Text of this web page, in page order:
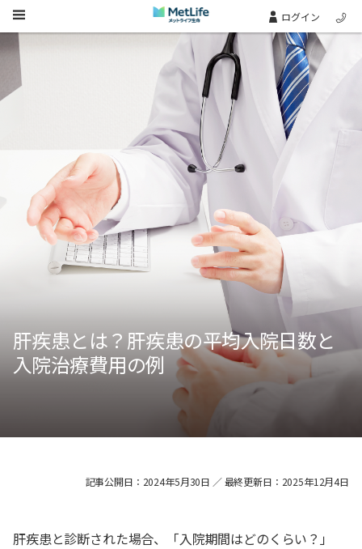
Skip Navigation ログイン
肝疾患とは？肝疾患の平均入院日数と
入院治療費用の例
記事公開日：2024年5月30日 ／ 最終更新日：2025年12月4日
肝疾患と診断された場合、「入院期間はどのくらい？」